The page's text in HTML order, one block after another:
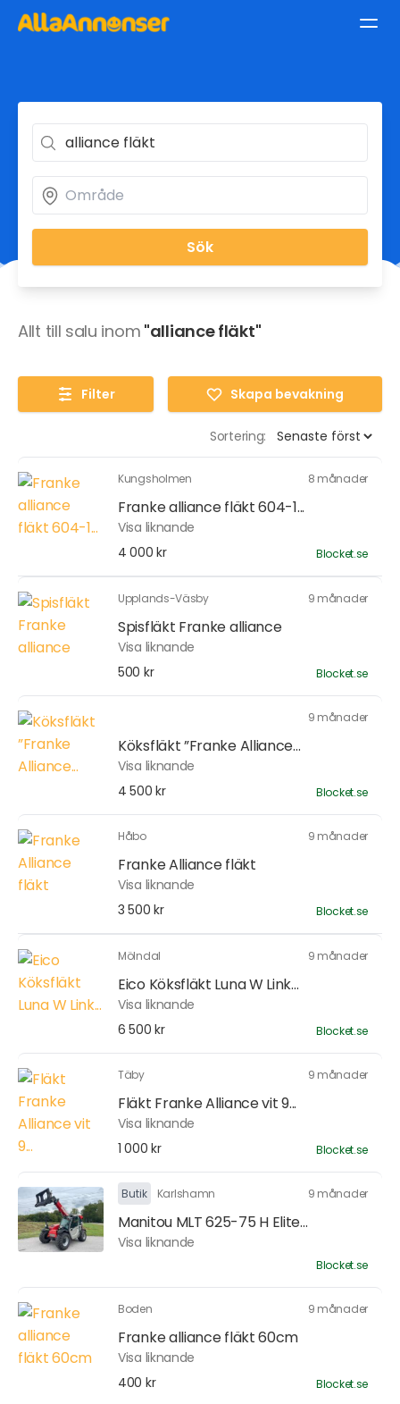
Sök
Allt till salu inom "alliance fläkt"
Filter Skapa bevakning
Sortering:
Kungsholmen 8 månader
Franke alliance fläkt 604-1...
Visa liknande
4 000 kr
Blocket.se
Upplands-Väsby 9 månader
Spisfläkt Franke alliance
Visa liknande
500 kr
Blocket.se
9 månader
Köksfläkt ”Franke Alliance...
Visa liknande
4 500 kr
Blocket.se
Håbo 9 månader
Franke Alliance fläkt
Visa liknande
3 500 kr
Blocket.se
Mölndal 9 månader
Eico Köksfläkt Luna W Link...
Visa liknande
6 500 kr
Blocket.se
Täby 9 månader
Fläkt Franke Alliance vit 9...
Visa liknande
1 000 kr
Blocket.se
Butik Karlshamn 9 månader
Manitou MLT 625-75 H Elite...
Visa liknande
Blocket.se
Boden 9 månader
Franke alliance fläkt 60cm
Visa liknande
400 kr
Blocket.se